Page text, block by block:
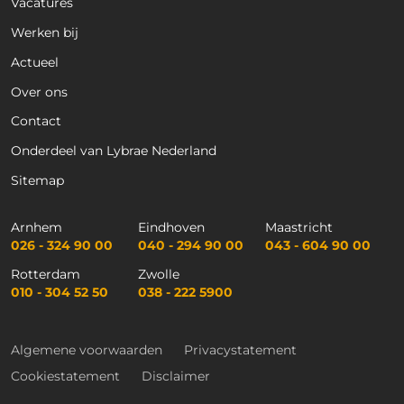
Werken bij
Actueel
Over ons
Contact
Onderdeel van Lybrae Nederland
Sitemap
Arnhem
026 - 324 90 00
Eindhoven
040 - 294 90 00
Maastricht
043 - 604 90 00
Rotterdam
010 - 304 52 50
Zwolle
038 - 222 5900
Algemene voorwaarden
Privacystatement
Cookiestatement
Disclaimer